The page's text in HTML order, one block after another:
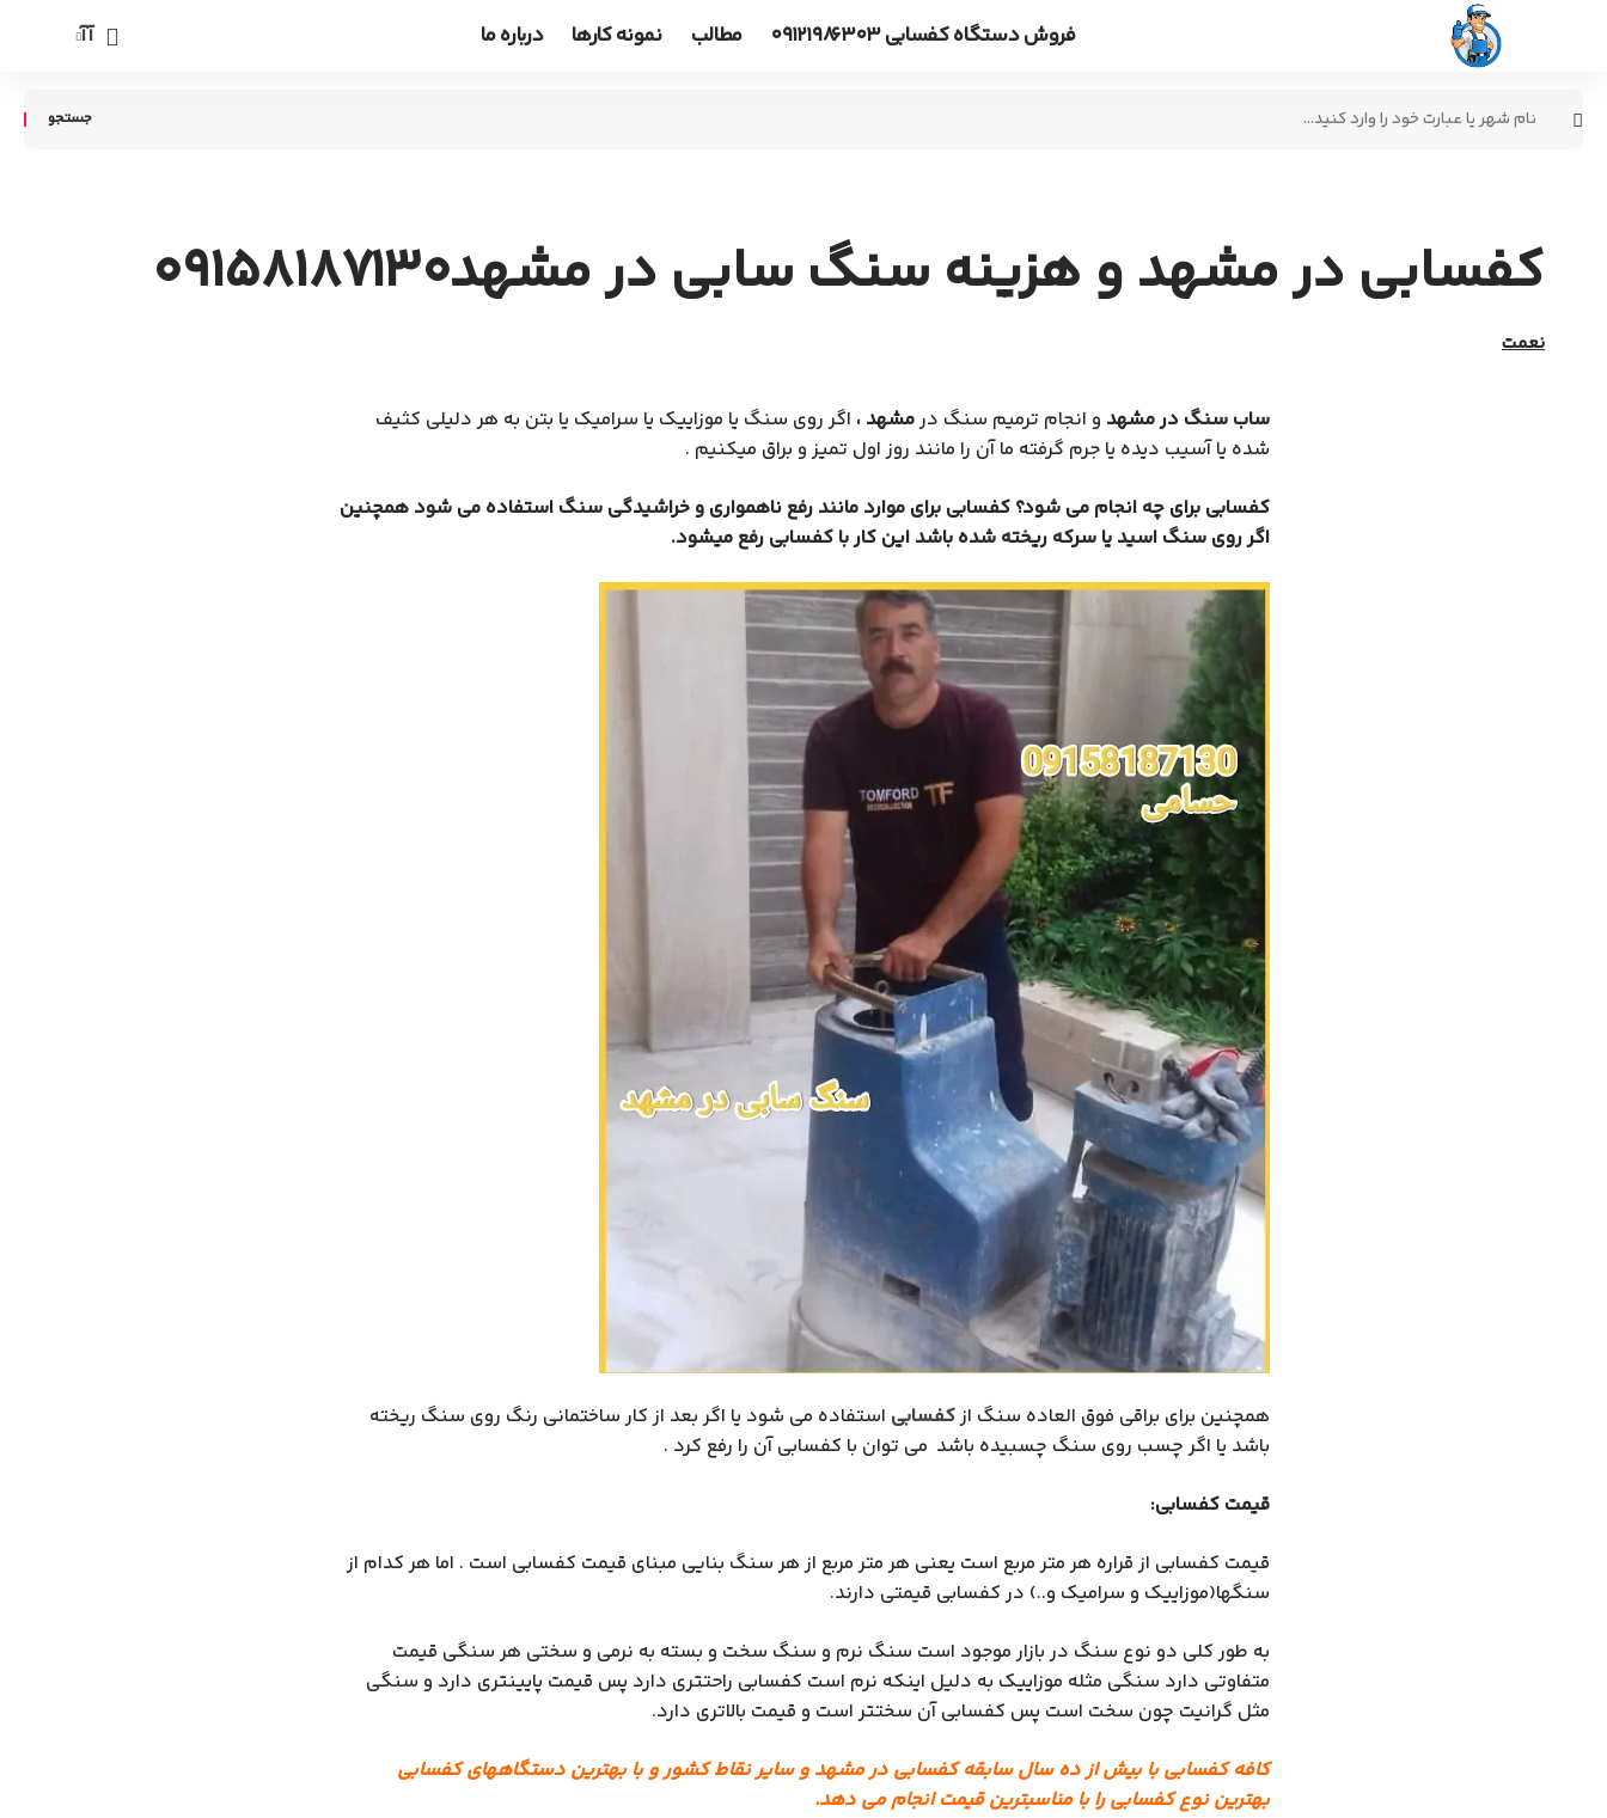
فروش دستگاه کفسابی ۰۹۱۲۱۹۸۶۳۰۳ مطالب نمونه کارها درباره ما
تغییر
فونت
آآ
برای:
کفسابی در مشهد و هزینه سنگ سابی در مشهد09158187130
نعمت
ساب سنگ در مشهد و انجام ترمیم سنگ درمشهد ، اگر روی سنگ یا موزاییک یا سرامیک یا بتن به هر دلیلی کثیف
شده یا آسیب دیده یا جرم گرفته ما آن را مانند روز اول تمیز و براق میکنیم .
کفسابی برای چه انجام می شود؟ کفسابی برای موارد مانند رفع ناهمواری و خراشیدگی سنگ استفاده می شود همچنین
اگر روی سنگ اسید یا سرکه ریخته شده باشد این کار با کفسابی رفع میشود.
همچنین برای براقی فوق العاده سنگ ازکفسابی استفاده می شود یا اگر بعد از کار ساختمانی رنگ روی سنگ ریخته
باشد یا اگر چسب روی سنگ چسبیده باشد می توان با کفسابی آن را رفع کرد .
قیمت کفسابی:
قیمت کفسابی از قراره هر متر مربع است یعنی هر متر مربع از هر سنگ بنایی مبنای قیمت کفسابی است . اما هر کدام از
سنگها(موزاییک و سرامیک و..) در کفسابی قیمتی دارند.
به طور کلی دو نوع سنگ در بازار موجود است سنگ نرم و سنگ سخت و بسته به نرمی و سختی هر سنگی قیمت
متفاوتی دارد سنگی مثله موزاییک به دلیل اینکه نرم است کفسابی راحتتری دارد پس قیمت پایینتری دارد و سنگی
مثل گرانیت چون سخت است پس کفسابی آن سختتر است و قیمت بالاتری دارد.
کافه کفسابی با بیش از ده سال سابقه کفسابی در مشهد و سایر نقاط کشور و با بهترین دستگاههای کفسابی
بهترین نوع کفسابی را با مناسبترین قیمت انجام می دهد.